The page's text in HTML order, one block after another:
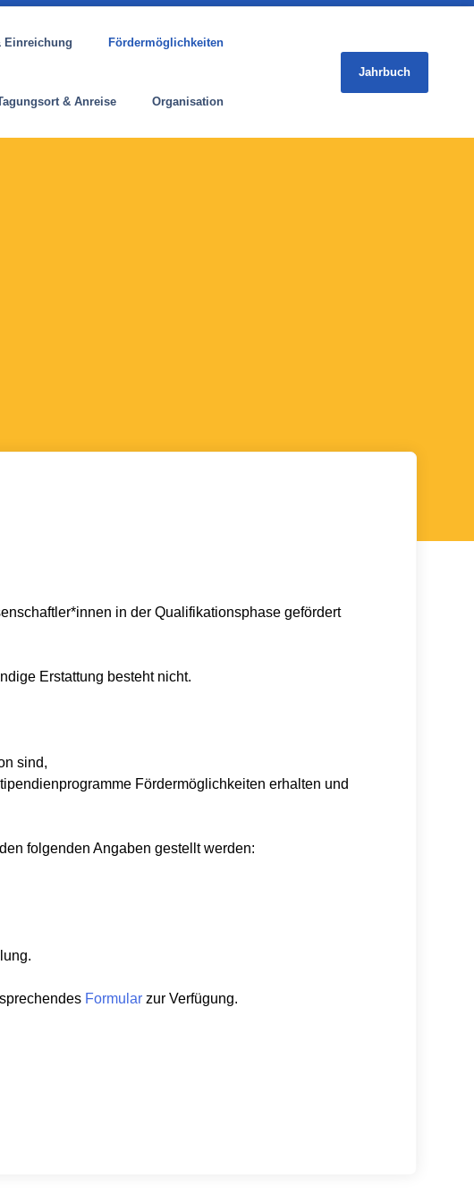
Einreichung Fördermöglichkeiten
& Anreise Organisation
Jahrbuch
in der Qualifikationsphase gefördert
Erstattung besteht nicht.
sind,
Fördermöglichkeiten erhalten und
folgenden Angaben gestellt werden:
Formular zur Verfügung.